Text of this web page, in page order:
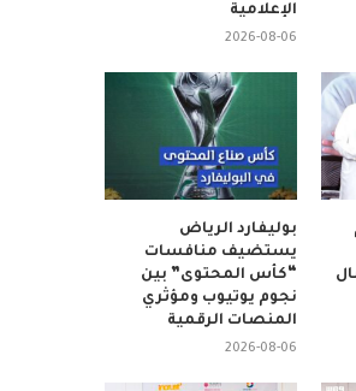
الإعلامية
2026-08-06
بوليفارد الرياض
يستضيف منافسات
“كأس المحتوى” بين
نجوم يوتيوب ومؤثري
المنصات الرقمية
2026-08-06